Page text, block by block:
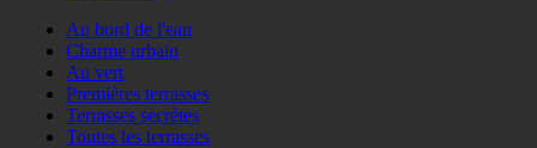
Au bord de l'eau
Charme urbain
Au vert
Premières terrasses
Terrasses secrètes
Toutes les terrasses